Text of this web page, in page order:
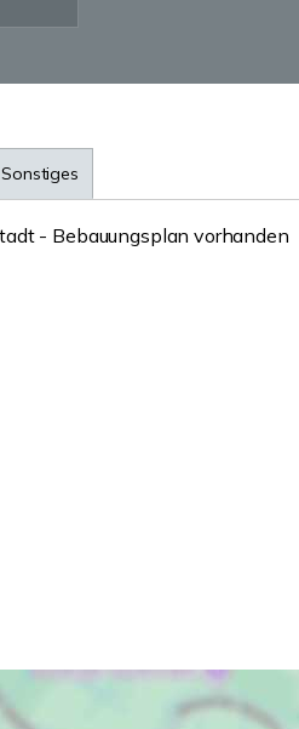
Sonstiges
- Bebauungsplan vorhanden